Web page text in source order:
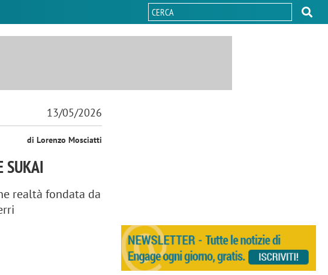
13/05/2026
di Lorenzo Mosciatti
SUKAI
realtà fondata da